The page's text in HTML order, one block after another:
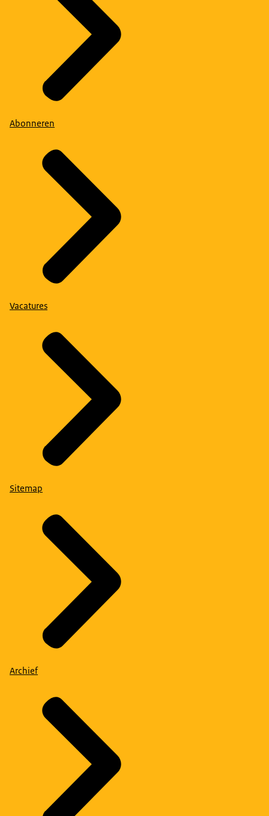
Abonneren
Vacatures
Sitemap
Archief